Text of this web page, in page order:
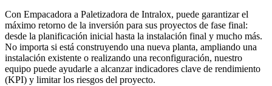
Con Empacadora a Paletizadora de Intralox, puede garantizar el
máximo retorno de la inversión para sus proyectos de fase final:
desde la planificación inicial hasta la instalación final y mucho más.
No importa si está construyendo una nueva planta, ampliando una
instalación existente o realizando una reconfiguración, nuestro
equipo puede ayudarle a alcanzar indicadores clave de rendimiento
(KPI) y limitar los riesgos del proyecto.